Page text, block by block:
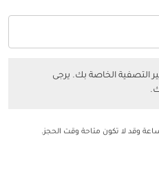
التصفية الخاصة بك. يرجى